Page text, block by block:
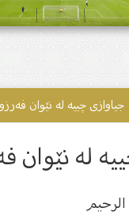
جیاوازى چییە لە نێوان
لە نێوان